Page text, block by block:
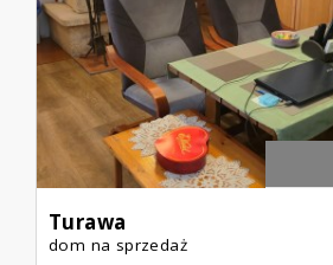
Turawa
dom na sprzedaż